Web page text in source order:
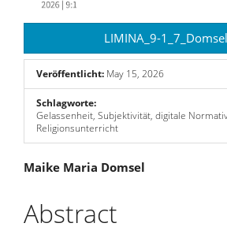
LIMINA_9-
Veröffentlicht: May 15, 2026
Schlagworte:
Gelassenheit, Subjektivität, digitale
Religionsunterricht
Hauptsächlicher
Artikelinhalt
Maike Maria Domsel
Abstract